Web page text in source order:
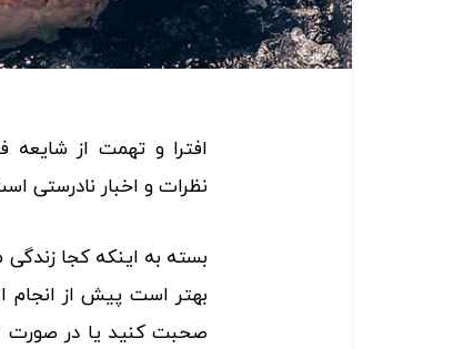
افترا و تهمت از شایعه
نظرات و اخبار نادرستی
بسته به اینکه کجا
بهتر است پیش از انجام
صحبت کنید یا در صورت